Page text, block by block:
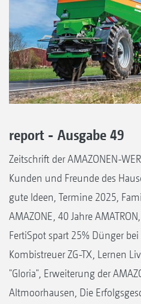
report - Ausgabe 49
Zeitschrift der AMAZONEN-
Kunden und Freunde des
gute Ideen, Termine 2025,
AMAZONE, 40 Jahre
FertiSpot spart 25% Dünger
Kombistreuer ZG-TX, Lernen
"Gloria", Erweiterung der
Altmoorhausen, Die